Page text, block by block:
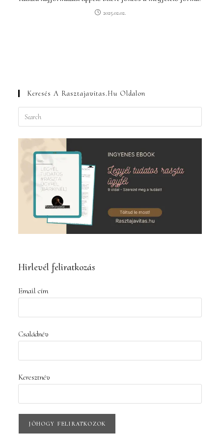
2025.02.02.
Keresés A Rasztajavitas.hu Oldalon
Escape
to
Hirlevél feliratkozás
Email cím
Családnév
Keresztnév